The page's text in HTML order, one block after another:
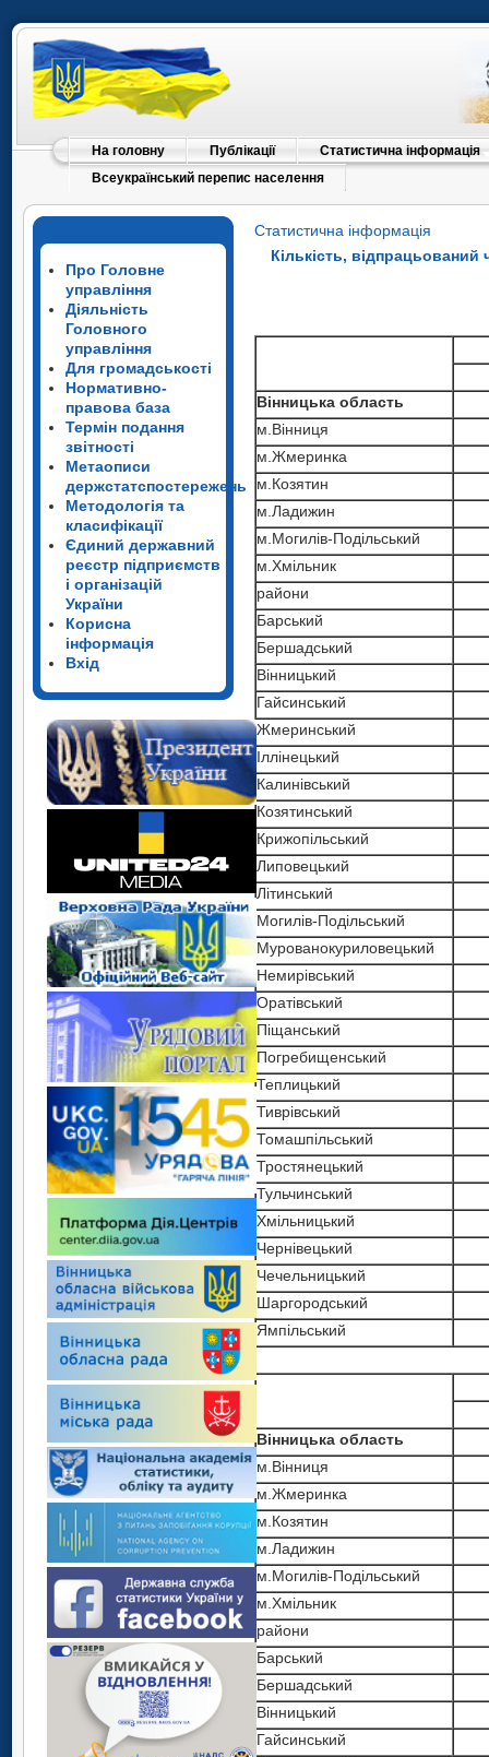
На головну Публікації
Статистична інформація
Всеукраїнський перепис населення
Про Головне
управління
Діяльність
Головного
управління
Для громадськості
Нормативно-
правова база
Термін подання
звітності
Метаописи
держстатспостережень
Методологія та
класифікації
Єдиний державний
реєстр підприємств
і організацій
України
Корисна
інформація
Вхід
Статистична інформація
Кількість, відпрацьований
Вінницька область
м.Вінниця
м.Жмеринка
м.Козятин
м.Ладижин
м.Могилів-Подільський
м.Хмільник
райони
Барський
Бершадський
Вінницький
Гайсинський
Жмеринський
Іллінецький
Калинівський
Козятинський
Крижопільський
Липовецький
Літинський
Могилів-Подільський
Мурованокуриловецький
Немирівський
Оратівський
Піщанський
Погребищенський
Теплицький
Тиврівський
Томашпільський
Тростянецький
Тульчинський
Хмільницький
Чернівецький
Чечельницький
Шаргородський
Ямпільський
Вінницька область
м.Вінниця
м.Жмеринка
м.Козятин
м.Ладижин
м.Могилів-Подільський
м.Хмільник
райони
Барський
Бершадський
Вінницький
Гайсинський